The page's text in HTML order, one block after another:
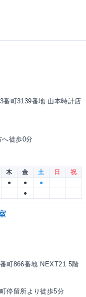
番町3139番地 山本時計店
へ徒歩0分
木 金 土 日
祝
● ●
●
●
町866番地 NEXT21 5階
停留所より徒歩5分